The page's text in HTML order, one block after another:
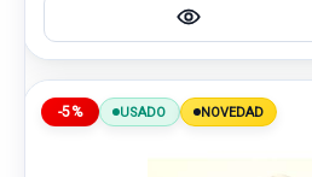
-5% USADO NOVEDAD